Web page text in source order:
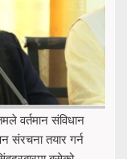
वर्तमान संविधान
संरचना तयार गर्न